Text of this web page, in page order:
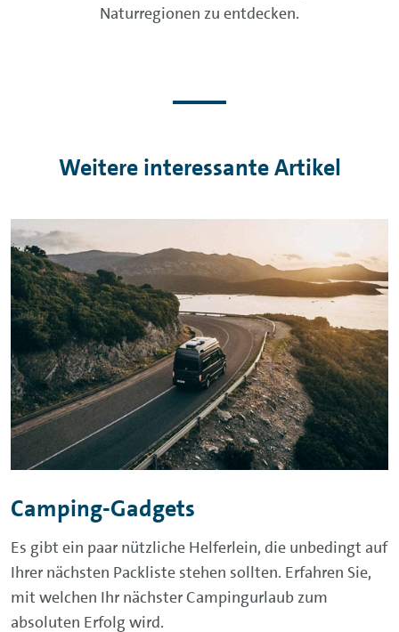
Naturregionen zu entdecken.
Weitere interessante Artikel
Camping-Gadgets
Es gibt ein paar nützliche Helferlein, die unbedingt auf
Ihrer nächsten Packliste stehen sollten. Erfahren Sie,
mit welchen Ihr nächster Campingurlaub zum
absoluten Erfolg wird.